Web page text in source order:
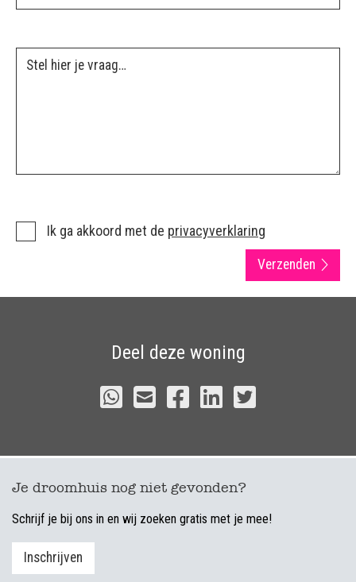
Deel deze woning
Je droomhuis nog niet gevonden?
Schrijf je bij ons in en wij zoeken gratis met je mee!
Inschrijven
Ik ga akkoord met de privacyverklaring
Verzenden